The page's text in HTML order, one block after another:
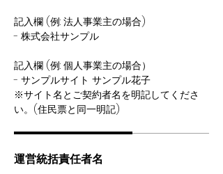
記入欄 (例: 法人事業主の場合)
- 株式会社サンプル
記入欄 (例: 個人事業主の場合）
- サンプルサイト サンプル花子
※サイト名とご契約者名を明記してくださ
い。(住民票と同一明記)
運営統括責任者名